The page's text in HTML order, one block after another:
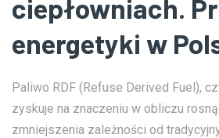
ciepłowniach.
energetyki w
Paliwo RDF (Refuse Derived Fuel),
zyskuje na znaczeniu w obliczu
zmniejszenia zależności od